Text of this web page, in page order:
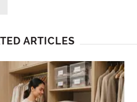
ARTICLES